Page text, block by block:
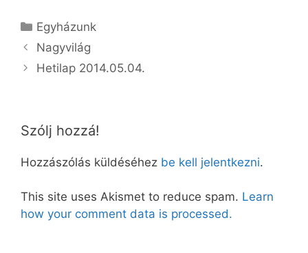
Kategória
Egyházunk
Nagyvilág
Hetilap 2014.05.04.
Szólj hozzá!
Hozzászólás küldéséhez be kell jelentkezni.
This site uses Akismet to reduce spam. Learn
how your comment data is processed.